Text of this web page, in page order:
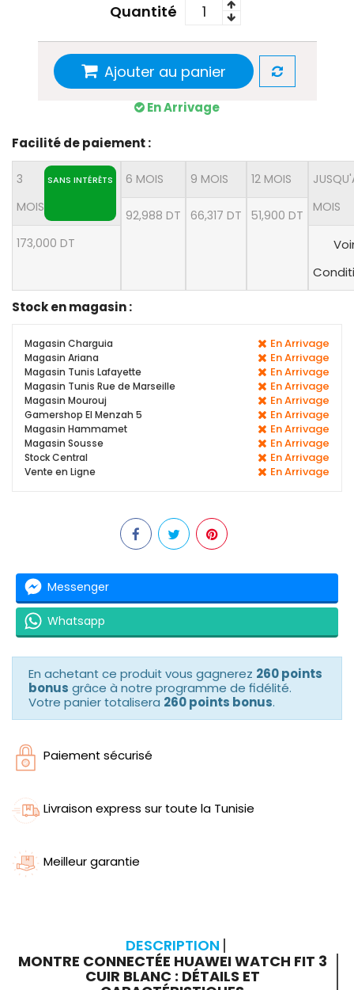
Quantité
Ajouter au panier
En Arrivage
Facilité de paiement :
3
MOIS
SANS INTÉRÊTS
173,000 DT
6 MOIS
92,988 DT
9 MOIS
66,317 DT
12 MOIS
51,900 DT
MOIS
Stock en magasin :
Magasin Charguia En Arrivage
Magasin Ariana En Arrivage
Magasin Tunis Lafayette En Arrivage
Magasin Tunis Rue de Marseille En Arrivage
Magasin Mourouj En Arrivage
Gamershop El Menzah 5 En Arrivage
Magasin Hammamet En Arrivage
Magasin Sousse En Arrivage
Stock Central En Arrivage
Vente en Ligne En Arrivage
Messenger
Whatsapp
En achetant ce produit vous gagnerez 260 points
bonus grâce à notre programme de fidélité.
Votre panier totalisera 260 points bonus.
Paiement sécurisé
Livraison express sur toute la Tunisie
Meilleur garantie
DESCRIPTION
MONTRE CONNECTÉE HUAWEI WATCH FIT 3
CUIR BLANC : DÉTAILS ET